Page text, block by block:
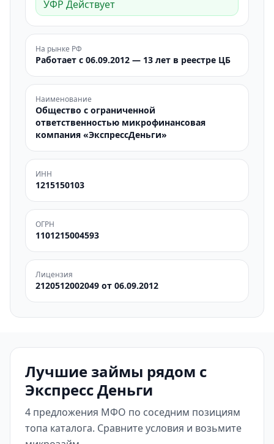
УФР Действует
На рынке РФ
Работает с 06.09.2012 — 13 лет в реестре ЦБ
Наименование
Общество с ограниченной
ответственностью микрофинансовая
компания «ЭкспрессДеньги»
ИНН
1215150103
ОГРН
1101215004593
Лицензия
2120512002049 от 06.09.2012
Лучшие займы рядом с
Экспресс Деньги
4 предложения МФО по соседним позициям
топа каталога. Сравните условия и возьмите